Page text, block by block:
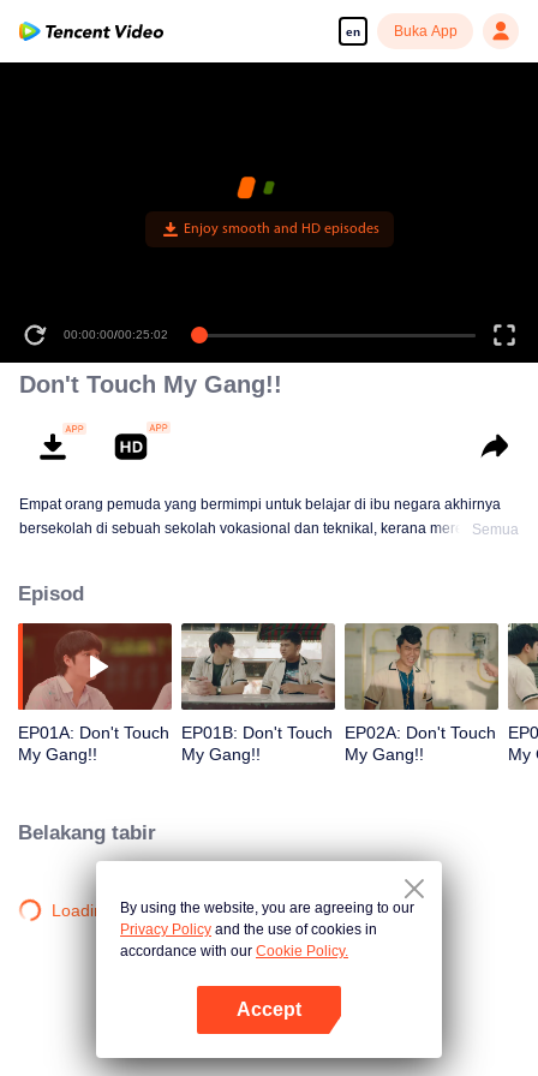
en Buka App
Enjoy smooth and HD episodes
00:00:00/00:25:02
Don't Touch My Gang!!
Empat orang pemuda yang bermimpi untuk belajar di ibu negara akhirnya
bersekolah di sebuah sekolah vokasional dan teknikal, kerana mereka salah
mengubah hidup mereka.
Semua
Episod
EP01A: Don't Touch
My Gang!!
EP01B: Don't Touch
My Gang!!
EP02A: Don't Touch
My Gang!!
My
Belakang tabir
Loading…By using the website, you are agreeing to our
Privacy Policy and the use of cookies in
accordance with our Cookie Policy.
Accept